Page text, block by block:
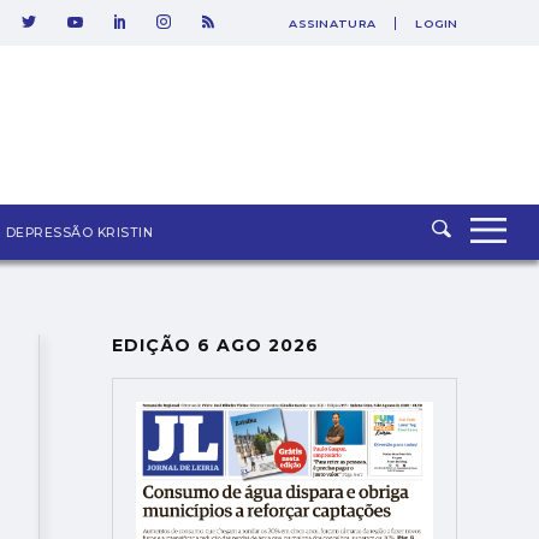
SAIR
ASSINATURA LOGIN
DEPRESSÃO KRISTIN
EDIÇÃO 6 AGO 2026